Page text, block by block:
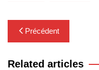
Navigation
de
l’article
Précédent
Related articles